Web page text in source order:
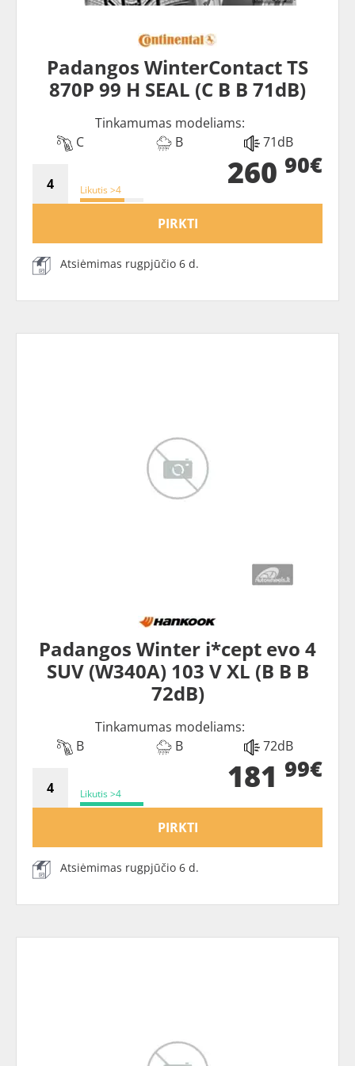
Padangos WinterContact TS
870P 99 H SEAL (C B B 71dB)
Tinkamumas modeliams:
C
B 71dB
Likutis >4 260 90€
PIRKTI
Atsiėmimas rugpjūčio 6 d.
Padangos Winter i*cept evo 4
SUV (W340A) 103 V XL (B B B
72dB)
Tinkamumas modeliams:
B
B 72dB
Likutis >4 181 99€
PIRKTI
Atsiėmimas rugpjūčio 6 d.